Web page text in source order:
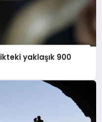
yaklaşık 900